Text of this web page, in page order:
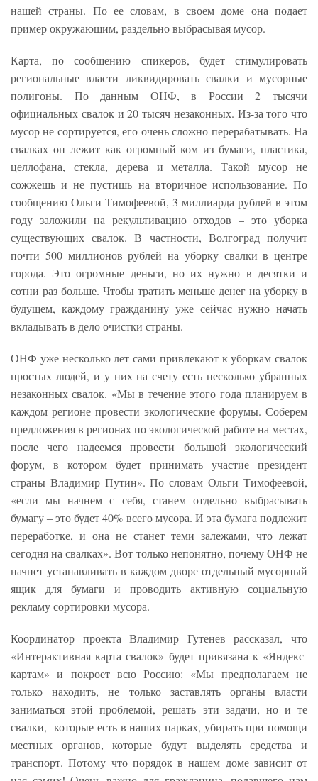
нашей страны. По ее словам, в своем доме она подает
пример окружающим, раздельно выбрасывая мусор.
Карта, по сообщению спикеров, будет стимулировать
региональные власти ликвидировать свалки и мусорные
полигоны. По данным ОНФ, в России 2 тысячи
официальных свалок и 20 тысяч незаконных. Из-за того что
мусор не сортируется, его очень сложно перерабатывать. На
свалках он лежит как огромный ком из бумаги, пластика,
целлофана, стекла, дерева и металла. Такой мусор не
сожжешь и не пустишь на вторичное использование. По
сообщению Ольги Тимофеевой, 3 миллиарда рублей в этом
году заложили на рекультивацию отходов – это уборка
существующих свалок. В частности, Волгоград получит
почти 500 миллионов рублей на уборку свалки в центре
города. Это огромные деньги, но их нужно в десятки и
сотни раз больше. Чтобы тратить меньше денег на уборку в
будущем, каждому гражданину уже сейчас нужно начать
вкладывать в дело очистки страны.
ОНФ уже несколько лет сами привлекают к уборкам свалок
простых людей, и у них на счету есть несколько убранных
незаконных свалок. «Мы в течение этого года планируем в
каждом регионе провести экологические форумы. Соберем
предложения в регионах по экологической работе на местах,
после чего надеемся провести большой экологический
форум, в котором будет принимать участие президент
страны Владимир Путин». По словам Ольги Тимофеевой,
«если мы начнем с себя, станем отдельно выбрасывать
бумагу ‒ это будет 40% всего мусора. И эта бумага подлежит
переработке, и она не станет теми залежами, что лежат
сегодня на свалках». Вот только непонятно, почему ОНФ не
начнет устанавливать в каждом дворе отдельный мусорный
ящик для бумаги и проводить активную социальную
рекламу сортировки мусора.
Координатор проекта Владимир Гутенев рассказал, что
«Интерактивная карта свалок» будет привязана к «Яндекс-
картам» и покроет всю Россию: «Мы предполагаем не
только находить, не только заставлять органы власти
заниматься этой проблемой, решать эти задачи, но и те
свалки, которые есть в наших парках, убирать при помощи
местных органов, которые будут выделять средства и
транспорт. Потому что порядок в нашем доме зависит от